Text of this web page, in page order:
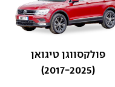
פולקסווגן טיגואן
(2017-2025)